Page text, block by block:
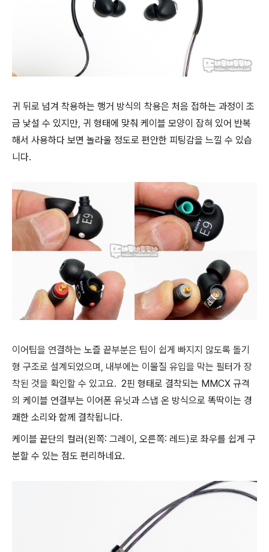
귀 뒤로 넘겨 착용하는 행거 방식의 착용은 처음 접하는 과정이 조
금 낯설 수 있지만, 귀 형태에 맞춰 케이블 모양이 잡혀 있어 반복
해서 사용하다 보면 놀라울 정도로 편안한 피팅감을 느낄 수 있습
니다.
이어팁을 연결하는 노즐 끝부분은 팁이 쉽게 빠지지 않도록 돌기
형 구조로 설계되었으며, 내부에는 이물질 유입을 막는 필터가 장
착된 것을 확인할 수 있고요. 2핀 형태로 결착되는 MMCX 규격
의 케이블 연결부는 이어폰 유닛과 스냅 온 방식으로 똑딱이는 경
쾌한 소리와 함께 결착됩니다.
케이블 끝단의 컬러(왼쪽: 그레이, 오른쪽: 레드)로 좌우를 쉽게 구
분할 수 있는 점도 편리하네요.